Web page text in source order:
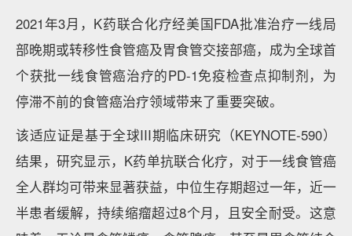
2021年3月，K药联合化疗经美国FDA批准治疗一线局
部晚期或转移性食管癌及胃食管交接部癌，成为全球首
个获批一线食管癌治疗的PD-1免疫检查点抑制剂，为
停滞不前的食管癌治疗领域带来了重要突破。
该适应证是基于全球III期临床研究（KEYNOTE-590）
结果，研究显示，K药单抗联合化疗，对于一线食管癌
全人群均可带来显著获益，中位生存期超过一年，近一
半患者缓解，持续缩瘤超过8个月，且安全耐受。这意